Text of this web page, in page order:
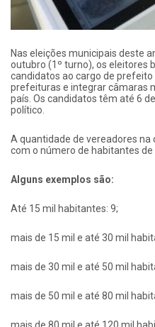
Nas eleições municipais deste
outubro (1º turno), os eleitores
candidatos ao cargo de
prefeituras e integrar câmaras
país. Os candidatos têm até 6
político.
A quantidade de vereadores
com o número de habitantes de
Alguns exemplos são:
Até 15 mil habitantes: 9;
mais de 15 mil e até 30 mil
mais de 30 mil e até 50 mil
mais de 50 mil e até 80 mil